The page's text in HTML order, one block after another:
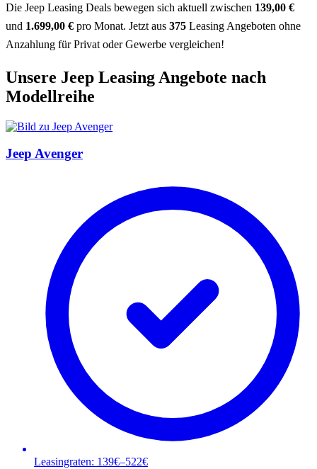
Die Jeep Leasing Deals bewegen sich aktuell zwischen 139,00 €
und 1.699,00 € pro Monat. Jetzt aus 375 Leasing Angeboten ohne
Anzahlung für Privat oder Gewerbe vergleichen!
Unsere Jeep Leasing Angebote nach
Modellreihe
Jeep Avenger
Leasingraten: 139€–522€